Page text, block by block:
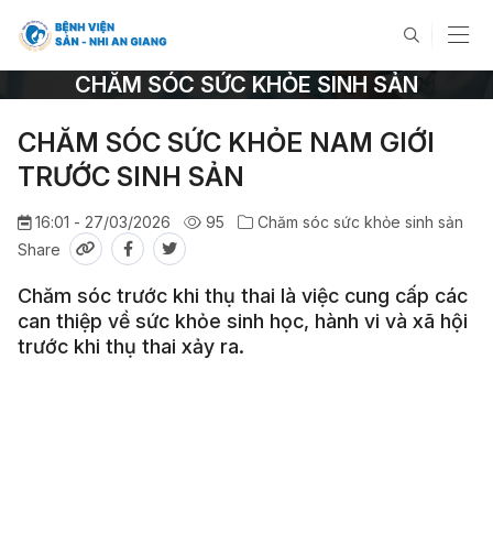
CHĂM SÓC SỨC KHỎE SINH SẢN
CHĂM SÓC SỨC KHỎE NAM GIỚI
TRƯỚC SINH SẢN
16:01 - 27/03/2026 95
Chăm sóc sức khỏe sinh sản
Share
Chăm sóc trước khi thụ thai là việc cung cấp các
can thiệp về sức khỏe sinh học, hành vi và xã hội
trước khi thụ thai xảy ra.